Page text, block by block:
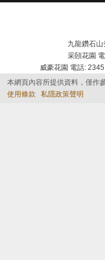
九龍鑽石
采頣花園
威豪花園 電話:
本網頁內容所提供資料，僅作
使用條款
私隱政策聲明